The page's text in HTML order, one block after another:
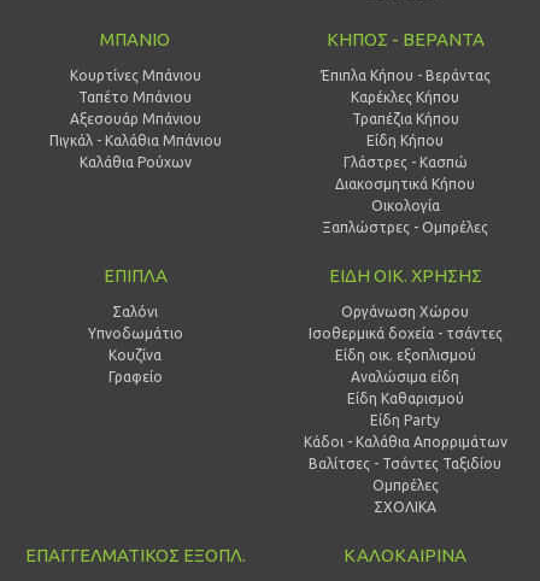
ΜΠΑΝΙΟ
Κουρτίνες Μπάνιου
Ταπέτο Μπάνιου
Αξεσουάρ Μπάνιου
Πιγκάλ - Καλάθια Μπάνιου
Καλάθια Ρούχων
ΚΗΠΟΣ - ΒΕΡΑΝΤΑ
Έπιπλα Κήπου - Βεράντας
Καρέκλες Κήπου
Τραπέζια Κήπου
Είδη Κήπου
Γλάστρες - Κασπώ
Διακοσμητικά Κήπου
Οικολογία
Ξαπλώστρες - Ομπρέλες
ΕΠΙΠΛΑ
Σαλόνι
Υπνοδωμάτιο
Κουζίνα
Γραφείο
ΕΙΔΗ ΟΙΚ. ΧΡΗΣΗΣ
Οργάνωση Χώρου
Ισοθερμικά δοχεία - τσάντες
Είδη οικ. εξοπλισμού
Αναλώσιμα είδη
Είδη Καθαρισμού
Είδη Party
Κάδοι - Καλάθια Απορριμάτων
Βαλίτσες - Τσάντες Ταξιδίου
Ομπρέλες
ΣΧΟΛΙΚΑ
ΕΠΑΓΓΕΛΜΑΤΙΚΟΣ ΕΞΟΠΛ. ΚΑΛΟΚΑΙΡΙΝΑ